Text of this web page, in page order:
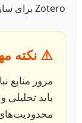
Zotero برای سازماندهی منابع.
⚠️ نکته
مرور منابع
باید تحلیلی